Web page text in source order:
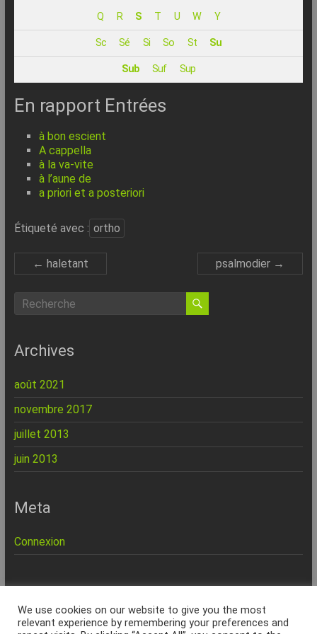
Internet
Q R S T U W Y
Sc Sé Si So St Su
Sub Suf Sup
En rapport Entrées
à bon escient
A cappella
à la va-vite
à l’aune de
a priori et a posteriori
Étiqueté avec : ortho
← haletant psalmodier →
Archives
août 2021
novembre 2017
juillet 2013
juin 2013
Meta
Connexion
Marseille
We use cookies on our website to give you the most
relevant experience by remembering your preferences and